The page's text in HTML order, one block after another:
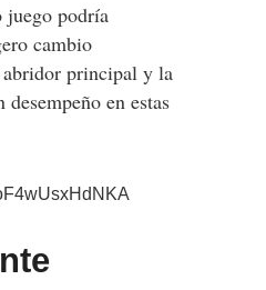
juego podría
cambio
principal y la
en estas